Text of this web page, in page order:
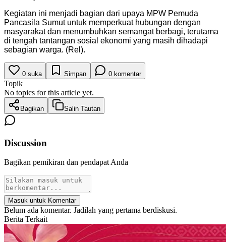
Kegiatan ini menjadi bagian dari upaya MPW Pemuda
Pancasila Sumut untuk memperkuat hubungan dengan
masyarakat dan menumbuhkan semangat berbagi, terutama
di tengah tantangan sosial ekonomi yang masih dihadapi
sebagian warga. (Rel).
0 suka Simpan 0 komentar
Topik
No topics for this article yet.
Bagikan Salin Tautan
Discussion
Bagikan pemikiran dan pendapat Anda
Masuk untuk Komentar
Belum ada komentar. Jadilah yang pertama berdiskusi.
Berita Terkait